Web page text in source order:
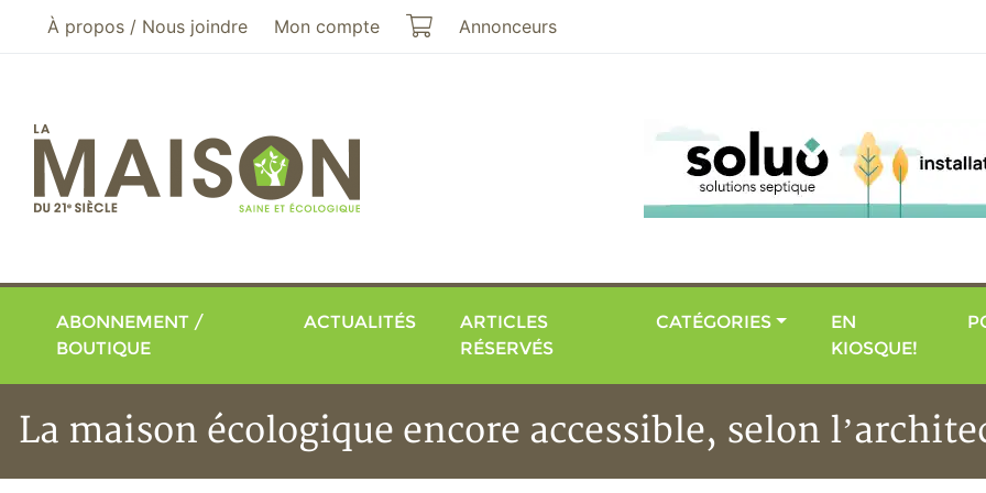
Aller au menu principal
Aller au contenu principal
À propos / Nous joindre Mon compte Mon panier
Annonceurs
ABONNEMENT /
BOUTIQUE
ACTUALITÉS
ARTICLES
RÉSERVÉS
CATÉGORIES
EN
KIOSQUE!
La maison écologique encore accessible, selon